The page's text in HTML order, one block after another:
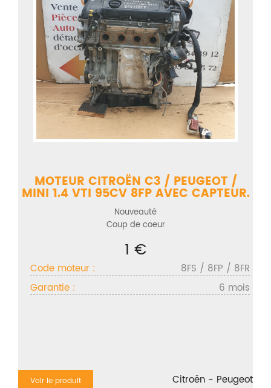
MOTEUR CITROËN C3 / PEUGEOT /
MINI 1.4 VTI 95CV 8FP AVEC CAPTEUR.
Nouveauté
Coup de coeur
1 €
Citroën - Peugeot
Code moteur :
8FS / 8FP / 8FR
Garantie :
6 mois
Voir le produit